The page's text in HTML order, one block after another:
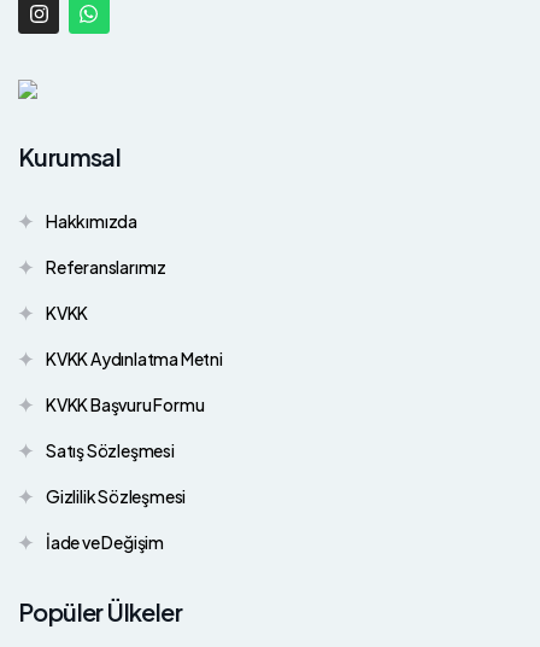
Kurumsal
Hakkımızda
Referanslarımız
KVKK
KVKK Aydınlatma Metni
KVKK Başvuru Formu
Satış Sözleşmesi
Gizlilik Sözleşmesi
İade ve Değişim
Popüler Ülkeler